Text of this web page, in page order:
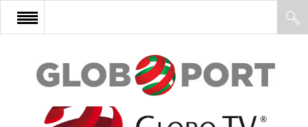
FŐOLDAL
AFRIKA